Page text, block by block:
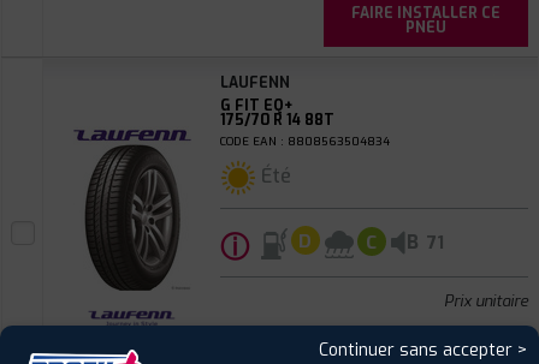
FAIRE INSTALLER CE
PNEU
LAUFENN
G FIT EQ+
175/70 R 14 88T
CODE EAN : 8808563504834
Été
ⓘ D C B 71
Prix unitaire
71.90€TTC
Continuer sans accepter >